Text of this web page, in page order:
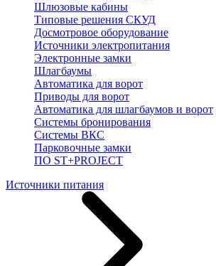
Шлюзовые кабины
Типовые решения СКУД
Досмотровое оборудование
Источники электропитания
Электронные замки
Шлагбаумы
Автоматика для ворот
Приводы для ворот
Автоматика для шлагбаумов и ворот
Системы бронирования
Системы ВКС
Парковочные замки
ПО ST+PROJECT
Источники питания